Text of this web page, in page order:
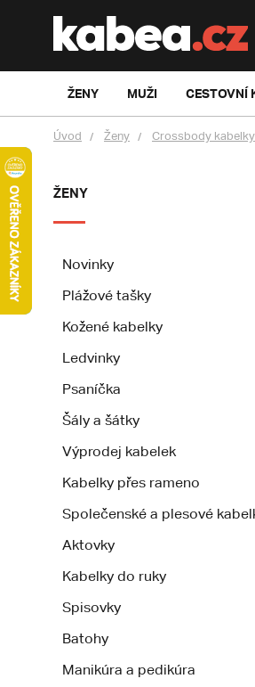
ŽENY MUŽI CESTOVNÍ
Úvod Ženy Crossbody kabelky
ŽENY
Novinky
Plážové tašky
Kožené kabelky
Ledvinky
Psaníčka
Šály a šátky
Výprodej kabelek
Kabelky přes rameno
Společenské a plesové
Aktovky
Kabelky do ruky
Spisovky
Batohy
Manikúra a pedikúra